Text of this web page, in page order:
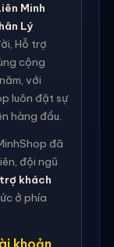
Minh
Lý
Hỗ trợ
cộng
với
luôn đặt sự
hàng đầu.
đã
đội ngũ
khách
ở phía
khoản